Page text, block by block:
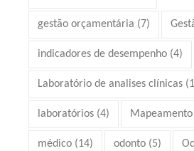
gestão orçamentária (7)
indicadores de desempenho (4)
Laboratório de analises clínicas
laboratórios (4) Mapeamento
médico (14) odonto (5)